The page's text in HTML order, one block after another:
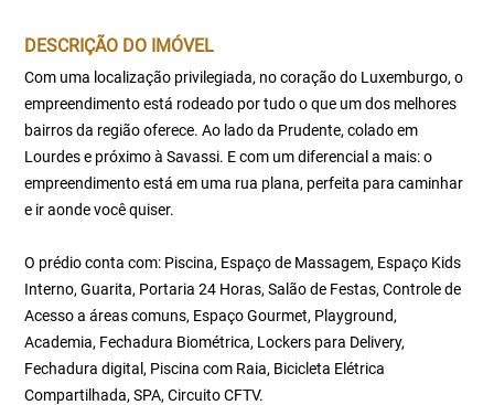
DESCRIÇÃO DO IMÓVEL
Com uma localização privilegiada, no coração do Luxemburgo, o
empreendimento está rodeado por tudo o que um dos melhores
bairros da região oferece. Ao lado da Prudente, colado em
Lourdes e próximo à Savassi. E com um diferencial a mais: o
empreendimento está em uma rua plana, perfeita para caminhar
e ir aonde você quiser.
O prédio conta com: Piscina, Espaço de Massagem, Espaço Kids
Interno, Guarita, Portaria 24 Horas, Salão de Festas, Controle de
Acesso a áreas comuns, Espaço Gourmet, Playground,
Academia, Fechadura Biométrica, Lockers para Delivery,
Fechadura digital, Piscina com Raia, Bicicleta Elétrica
Compartilhada, SPA, Circuito CFTV.